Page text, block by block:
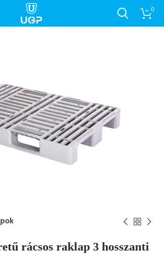
0
rácsos raklap 3 hosszanti